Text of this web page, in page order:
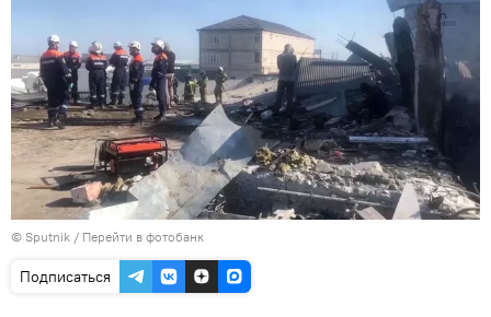
© Sputnik / Перейти в фотобанк
Подписаться